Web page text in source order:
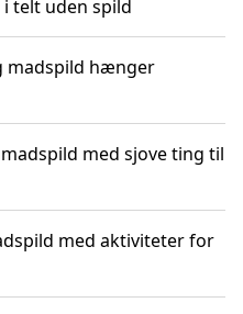
telt uden spild
madspild hænger
med sjove ting til
med aktiviteter for